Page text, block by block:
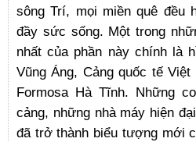
sông Trí, mọi miền quê đều
đầy sức sống. Một trong
nhất của phần này chính là
Vũng Áng, Cảng quốc tế
Formosa Hà Tĩnh. Những
cảng, những nhà máy hiện
đã trở thành biểu tượng mới